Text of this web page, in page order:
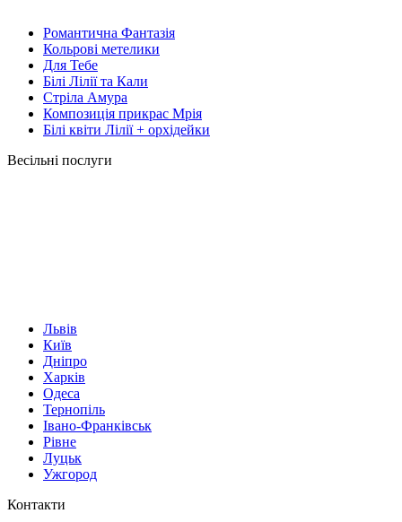
Романтична Фантазія
Кольрові метелики
Для Тебе
Білі Лілії та Кали
Стріла Амура
Композиція прикрас Мрія
Білі квіти Лілії + орхідейки
Весільні послуги
Львів
Київ
Дніпро
Харків
Одеса
Тернопіль
Івано-Франківськ
Рівне
Луцьк
Ужгород
Контакти